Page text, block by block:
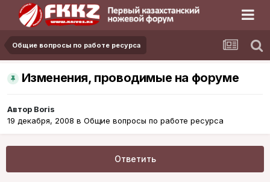
Общие вопросы по работе ресурса
Изменения, проводимые на форуме
Автор Boris
19 декабря, 2008 в Общие вопросы по работе ресурса
Ответить